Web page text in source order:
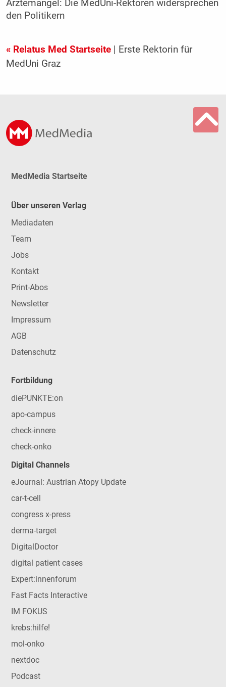
Ärztemangel: Die MedUni-Rektoren widersprechen
den Politikern
« Relatus Med Startseite| Erste Rektorin für
MedUni Graz
MedMedia Startseite
Über unseren Verlag
Mediadaten
Team
Jobs
Kontakt
Print-Abos
Newsletter
Impressum
AGB
Datenschutz
Fortbildung
diePUNKTE:on
apo-campus
check-innere
check-onko
Digital Channels
eJournal: Austrian Atopy Update
car-t-cell
congress x-press
derma-target
DigitalDoctor
digital patient cases
Expert:innenforum
Fast Facts Interactive
IM FOKUS
krebs:hilfe!
mol-onko
nextdoc
Podcast